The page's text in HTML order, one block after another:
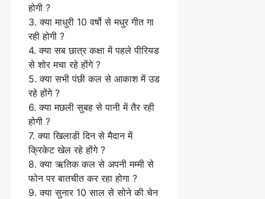
होगी ?
3. क्या माधुरी 10 वर्षो से मधुर गीत गा
रही होगी ?
4. क्या सब छात्र कक्षा में पहले पीरियड
से शोर मचा रहे होंगे ?
5. क्या सभी पंछी कल से आकाश में उड
रहे होंगे ?
6. क्या मछली सुबह से पानी में तैर रही
होगी ?
7. क्या खिलाडी दिन से मैदान में
क्रिकेट खेल रहे होंगे ?
8. क्या ऋतिक कल से अपनी मम्मी से
फोन पर बातचीत कर रहा होगा ?
9. क्या सुनार 10 साल से सोने की चेन